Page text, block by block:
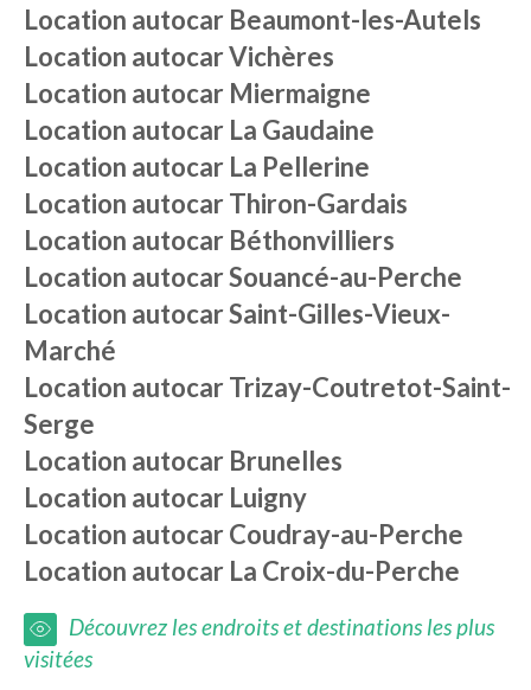
Location autocar Beaumont-les-Autels
Location autocarVichères
Location autocar Miermaigne
Location autocar La Gaudaine
Location autocar La Pellerine
Location autocarThiron-Gardais
Location autocar Béthonvilliers
Location autocarSouancé-au-Perche
Location autocarSaint-Gilles-Vieux-
Marché
Location autocarTrizay-Coutretot-Saint-
Serge
Location autocar Brunelles
Location autocar Luigny
Location autocarCoudray-au-Perche
Location autocar La Croix-du-Perche
Découvrez les endroits et destinations les plus
visitées